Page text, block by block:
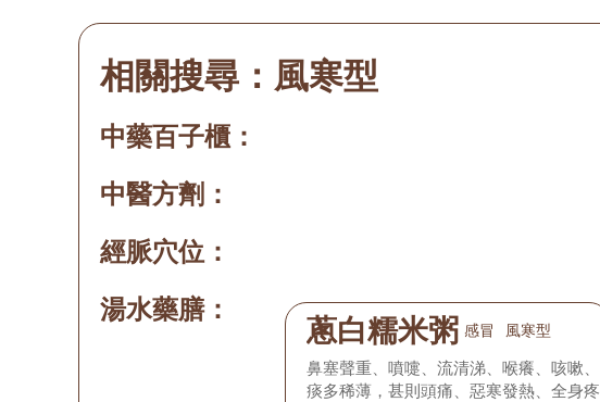
相關搜尋： 風寒型
中藥百子櫃：
中醫方劑：
經脈穴位：
湯水藥膳：
蔥白糯米粥 感冒 風寒型
鼻塞聲重、噴嚏、流清涕、喉癢、咳嗽、
痰多稀薄，甚則頭痛、惡寒發熱、全身疼